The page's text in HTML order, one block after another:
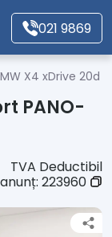
021 9869
X4 xDrive 20d
PANO-
TVA Deductibil
223960